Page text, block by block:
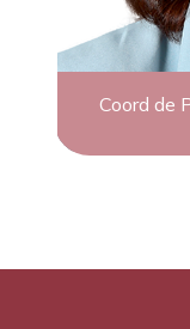
Coord de